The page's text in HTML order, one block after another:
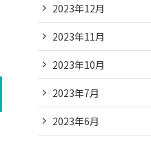
2023年12月
2023年11月
2023年10月
2023年7月
2023年6月